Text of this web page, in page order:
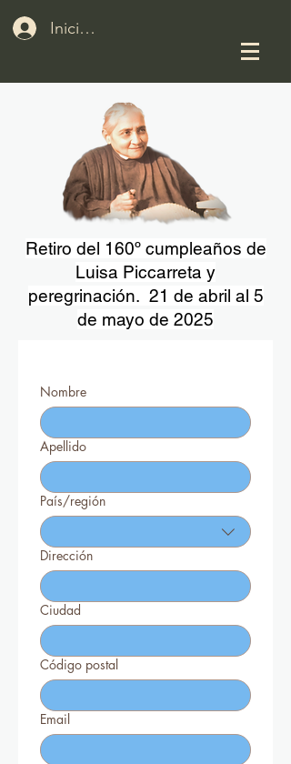
Iniciar sesión
Retiro del 160º cumpleaños de
Luisa Piccarreta y
peregrinación. 21 de abril al 5
de mayo de 2025
Nombre
Apellido
Multi-line address
País/región
Dirección
Ciudad
Código postal
Email